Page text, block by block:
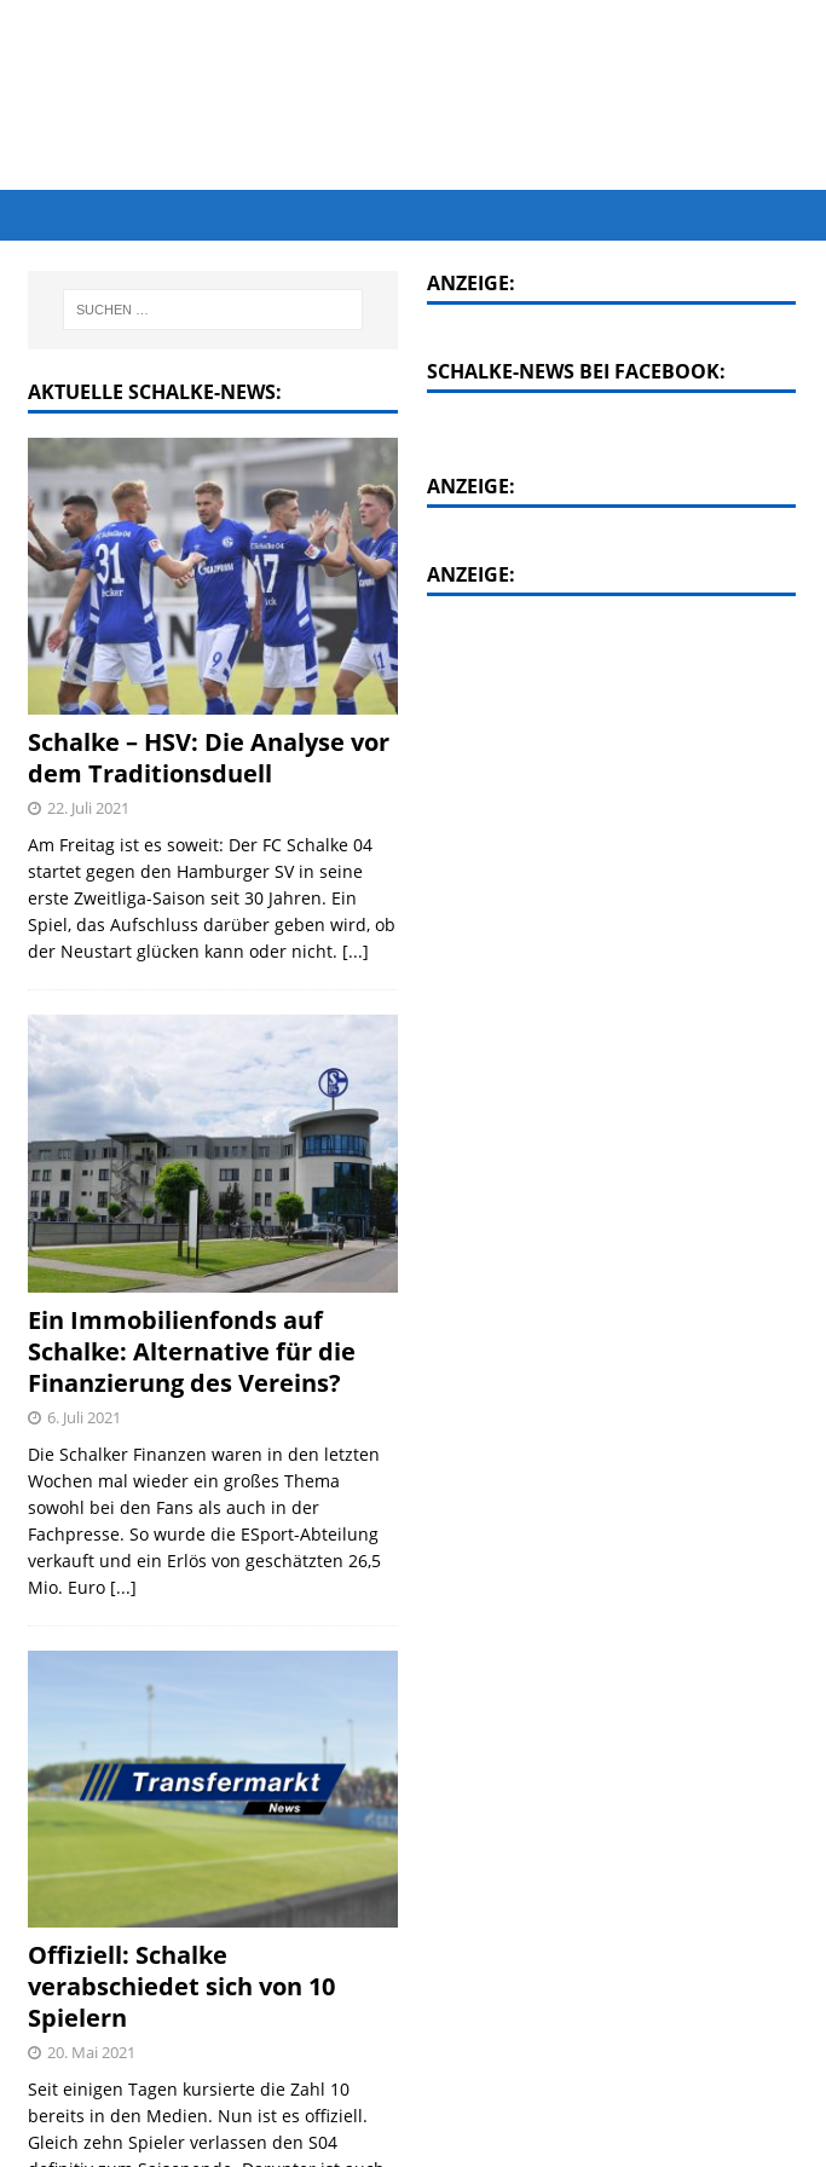
AKTUELLE SCHALKE-NEWS:
Schalke – HSV: Die Analyse vor
dem Traditionsduell
22. Juli 2021
Am Freitag ist es soweit: Der FC Schalke 04
startet gegen den Hamburger SV in seine
erste Zweitliga-Saison seit 30 Jahren. Ein
Spiel, das Aufschluss darüber geben wird, ob
der Neustart glücken kann oder nicht. [...]
Ein Immobilienfonds auf
Schalke: Alternative für die
Finanzierung des Vereins?
6. Juli 2021
Die Schalker Finanzen waren in den letzten
Wochen mal wieder ein großes Thema
sowohl bei den Fans als auch in der
Fachpresse. So wurde die ESport-Abteilung
verkauft und ein Erlös von geschätzten 26,5
Mio. Euro [...]
Offiziell: Schalke
verabschiedet sich von 10
Spielern
20. Mai 2021
Seit einigen Tagen kursierte die Zahl 10
bereits in den Medien. Nun ist es offiziell.
Gleich zehn Spieler verlassen den S04
ANZEIGE:
SCHALKE-NEWS BEI FACEBOOK:
ANZEIGE:
ANZEIGE: